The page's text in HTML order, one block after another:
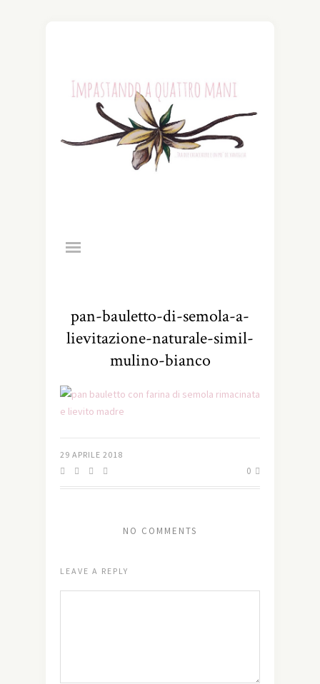
pan-bauletto-di-semola-a-
lievitazione-naturale-simil-
mulino-bianco
29 APRILE 2018
0
NO COMMENTS
LEAVE A REPLY